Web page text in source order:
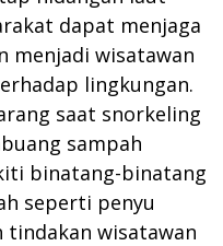
dapat menjaga
menjadi wisatawan
lingkungan.
saat snorkeling
sampah
binatang-binatang
seperti penyu
tindakan wisatawan